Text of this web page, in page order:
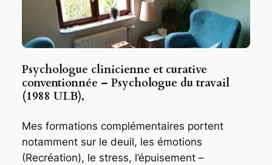
Psychologue clinicienne et curative
conventionnée – Psychologue du travail
(1988 ULB),
Mes formations complémentaires portent
notamment sur le deuil, les émotions
(Recréation), le stress, l’épuisement –